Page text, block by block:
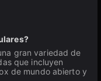
gran variedad de
que incluyen
de mundo abierto y